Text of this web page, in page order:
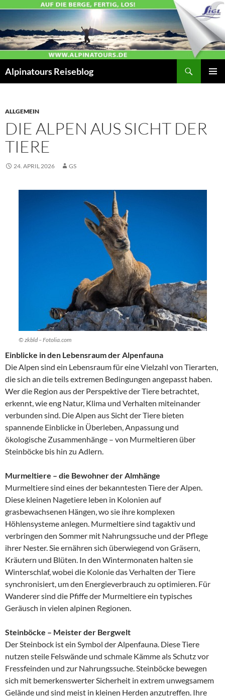
springen
Alpinatours Reiseblog
ALLGEMEIN
DIE ALPEN AUS SICHT DER
TIERE
24. APRIL 2026 GS
© zkbld – Fotolia.com
Einblicke in den Lebensraum der Alpenfauna
Die Alpen sind ein Lebensraum für eine Vielzahl von Tierarten,
die sich an die teils extremen Bedingungen angepasst haben.
Wer die Region aus der Perspektive der Tiere betrachtet,
erkennt, wie eng Natur, Klima und Verhalten miteinander
verbunden sind. Die Alpen aus Sicht der Tiere bieten
spannende Einblicke in Überleben, Anpassung und
ökologische Zusammenhänge – von Murmeltieren über
Steinböcke bis hin zu Adlern.
Murmeltiere – die Bewohner der Almhänge
Murmeltiere sind eines der bekanntesten Tiere der Alpen.
Diese kleinen Nagetiere leben in Kolonien auf
grasbewachsenen Hängen, wo sie ihre komplexen
Höhlensysteme anlegen. Murmeltiere sind tagaktiv und
verbringen den Sommer mit Nahrungssuche und der Pflege
ihrer Nester. Sie ernähren sich überwiegend von Gräsern,
Kräutern und Blüten. In den Wintermonaten halten sie
Winterschlaf, wobei die Kolonie das Verhalten der Tiere
synchronisiert, um den Energieverbrauch zu optimieren. Für
Wanderer sind die Pfiffe der Murmeltiere ein typisches
Geräusch in vielen alpinen Regionen.
Steinböcke – Meister der Bergwelt
Der Steinbock ist ein Symbol der Alpenfauna. Diese Tiere
nutzen steile Felswände und schmale Kämme als Schutz vor
Fressfeinden und zur Nahrungssuche. Steinböcke bewegen
sich mit bemerkenswerter Sicherheit in extrem unwegsamem
Gelände und sind meist in kleinen Herden anzutreffen. Ihre